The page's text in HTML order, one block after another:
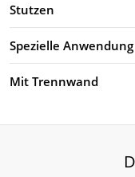
Stutzen
Spezielle Anwendung
Mit Trennwand